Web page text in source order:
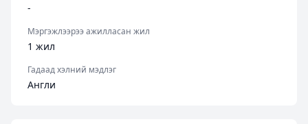
-
Мэргэжлээрээ ажилласан жил
1 жил
Гадаад хэлний мэдлэг
Англи